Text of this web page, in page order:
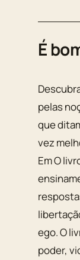
É
pelas
que
vez
Em O
ego. O
poder,